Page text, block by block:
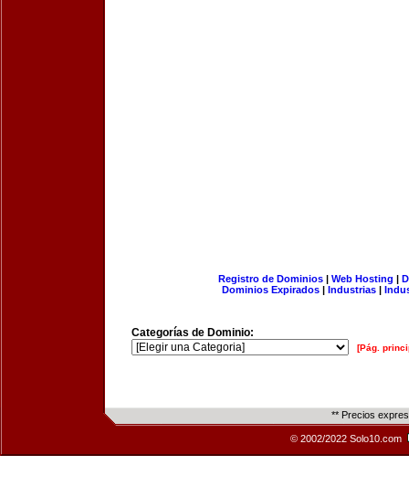
Registro de Dominios| Web Hosting |
Dominios Expirados | Industrias |
Categorías de Dominio:
[Pág.
** Precios
© 2002/2022 Solo10.com